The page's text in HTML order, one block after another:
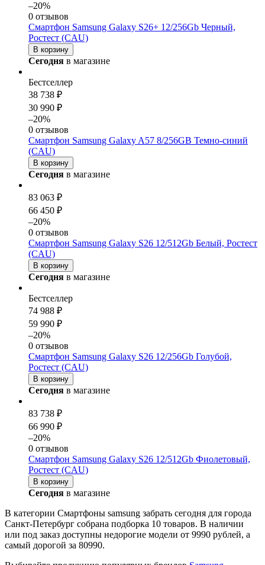
–20%
0 отзывов
Смартфон Samsung Galaxy S26+ 12/256Gb Черный,
Ростест (CAU)
В корзину
Сегодня в магазине
Бестселлер
38 738 ₽
30 990 ₽
–20%
0 отзывов
Смартфон Samsung Galaxy A57 8/256GB Темно-синий
(CAU)
В корзину
Сегодня в магазине
83 063 ₽
66 450 ₽
–20%
0 отзывов
Смартфон Samsung Galaxy S26 12/512Gb Белый, Ростест
(CAU)
В корзину
Сегодня в магазине
Бестселлер
74 988 ₽
59 990 ₽
–20%
0 отзывов
Смартфон Samsung Galaxy S26 12/256Gb Голубой,
Ростест (CAU)
В корзину
Сегодня в магазине
83 738 ₽
66 990 ₽
–20%
0 отзывов
Смартфон Samsung Galaxy S26 12/512Gb Фиолетовый,
Ростест (CAU)
В корзину
Сегодня в магазине
В категории Смартфоны samsung забрать сегодня для города
Санкт-Петербург собрана подборка 10 товаров. В наличии
или под заказ доступны недорогие модели от 9990 рублей, а
самый дорогой за 80990.